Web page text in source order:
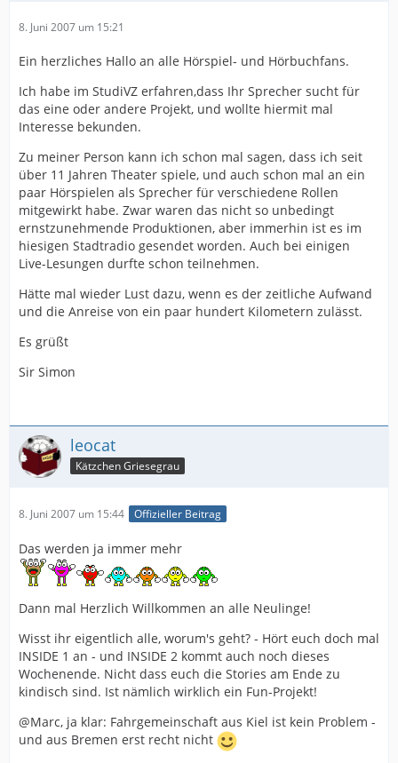
8. Juni 2007 um 15:21
Ein herzliches Hallo an alle Hörspiel- und Hörbuchfans.
Ich habe im StudiVZ erfahren,dass Ihr Sprecher sucht für
das eine oder andere Projekt, und wollte hiermit mal
Interesse bekunden.
Zu meiner Person kann ich schon mal sagen, dass ich seit
über 11 Jahren Theater spiele, und auch schon mal an ein
paar Hörspielen als Sprecher für verschiedene Rollen
mitgewirkt habe. Zwar waren das nicht so unbedingt
ernstzunehmende Produktionen, aber immerhin ist es im
hiesigen Stadtradio gesendet worden. Auch bei einigen
Live-Lesungen durfte schon teilnehmen.
Hätte mal wieder Lust dazu, wenn es der zeitliche Aufwand
und die Anreise von ein paar hundert Kilometern zulässt.
Es grüßt
Sir Simon
leocat
Kätzchen Griesegrau
8. Juni 2007 um 15:44 Offizieller Beitrag
Das werden ja immer mehr
Dann mal Herzlich Willkommen an alle Neulinge!
Wisst ihr eigentlich alle, worum's geht? - Hört euch doch mal
INSIDE 1 an - und INSIDE 2 kommt auch noch dieses
Wochenende. Nicht dass euch die Stories am Ende zu
kindisch sind. Ist nämlich wirklich ein Fun-Projekt!
@Marc, ja klar: Fahrgemeinschaft aus Kiel ist kein Problem -
und aus Bremen erst recht nicht